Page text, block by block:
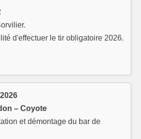
d'effectuer le tir obligatoire 2026.
– Coyote
et démontage du bar de